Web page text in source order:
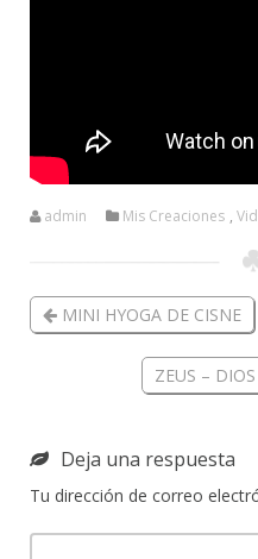
admin Mis Creaciones ,
MINI HYOGA DE CISNE
ZEUS –
Deja una respuesta
Tu dirección de correo